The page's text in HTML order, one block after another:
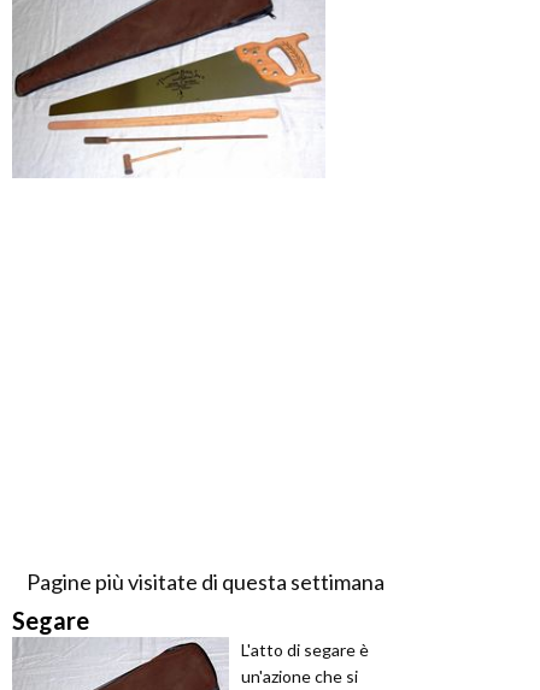
Pagine più visitate di questa settimana
Segare
L'atto di segare è
un'azione che si